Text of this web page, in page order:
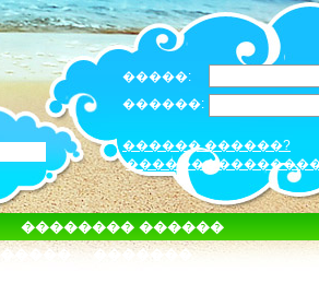
�����:
������:
������ ������?
�������� ������
����� �������